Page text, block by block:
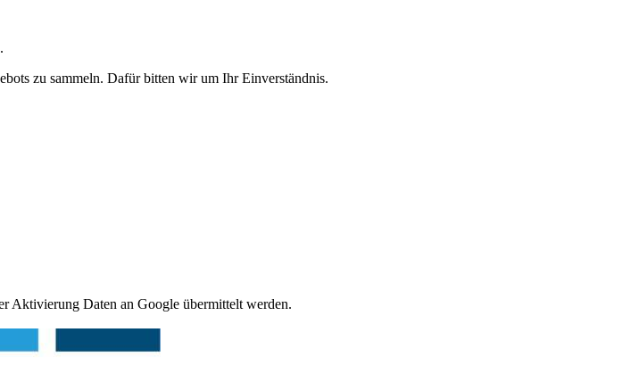
zu sammeln. Dafür bitten wir um Ihr Einverständnis.
Aktivierung Daten an Google übermittelt werden.